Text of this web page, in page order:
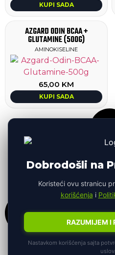
KUPI SADA
AZGARD ODIN BCAA +
GLUTAMINE (500G)
AMINOKISELINE
65,00 KM
KUPI SADA
Dobrodošli na
Koristeći ovu stranicu
korišćenja i
RAZUMIJEM I
Nastavkom korišćenja sajta